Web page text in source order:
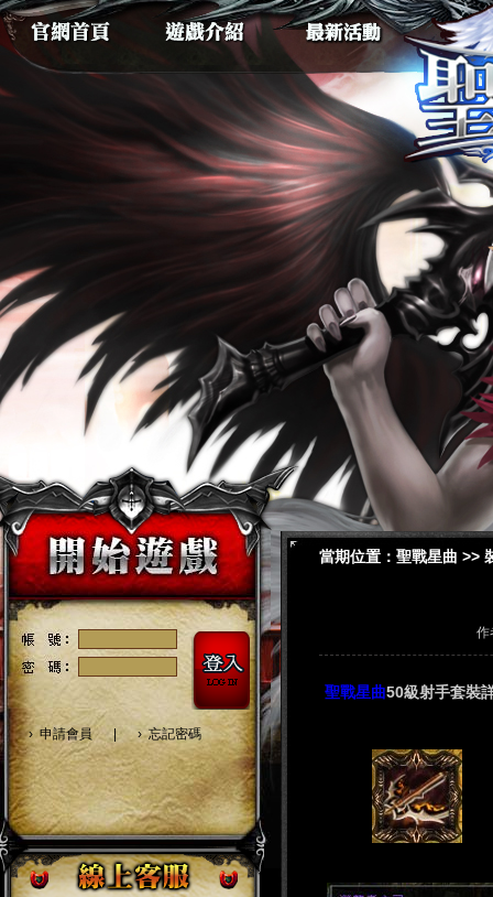
›申請會員 | ›忘記密碼
當期位置： 聖戰星曲 >>
作
聖戰星曲50級射手套裝